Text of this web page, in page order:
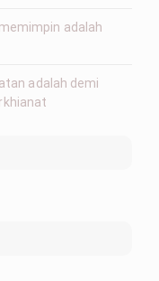
adalah
adalah demi